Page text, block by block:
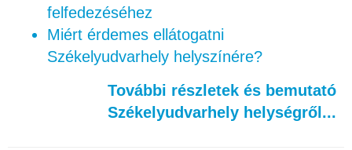
felfedezéséhez
Miért érdemes ellátogatni
Székelyudvarhely helyszínére?
További részletek és bemutató
Székelyudvarhely helységről...